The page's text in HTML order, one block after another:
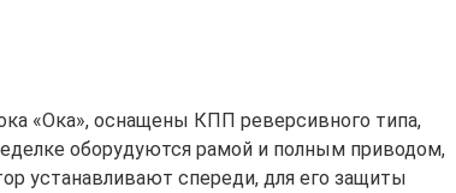
«Ока», оснащены КПП реверсивного типа,
оборудуются рамой и полным приводом,
устанавливают спереди, для его защиты